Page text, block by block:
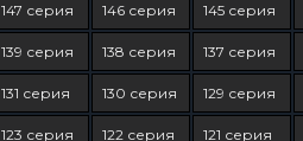
147 серия 146 серия 145 серия
139 серия 138 серия 137 серия
131 серия 130 серия 129 серия
123 серия 122 серия 121 серия